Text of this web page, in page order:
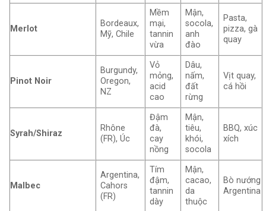
Merlot
Bordeaux,
Mỹ, Chile
Mềm
mại,
tannin
vừa
Mận,
socola,
anh
đào
Pasta,
pizza, gà
quay
Pinot Noir
Burgundy,
Oregon,
NZ
Vỏ
mỏng,
acid
cao
Dâu,
nấm,
đất
rừng
Vịt quay,
cá hồi
Syrah/Shiraz
Rhône
(FR), Úc
Đậm
đà,
cay
nồng
Mận,
tiêu,
khói,
socola
BBQ, xúc
xích
Malbec
Argentina,
Cahors
(FR)
Tím
đậm,
tannin
dày
Mận,
cacao,
da
thuộc
Bò nướng
Argentina